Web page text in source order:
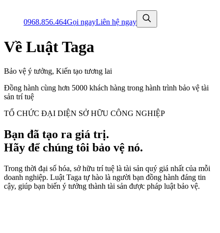
0968.856.464Gọi ngayLiên hệ ngay
Về Luật Taga
Bảo vệ ý tưởng, Kiến tạo tương lai
Đồng hành cùng hơn 5000 khách hàng trong hành trình bảo vệ tài
sản trí tuệ
TỔ CHỨC ĐẠI DIỆN SỞ HỮU CÔNG NGHIỆP
Bạn đã tạo ra giá trị.
Hãy để chúng tôi bảo vệ nó.
Trong thời đại số hóa, sở hữu trí tuệ là tài sản quý giá nhất của mỗi
doanh nghiệp. Luật Taga tự hào là người bạn đồng hành đáng tin
cậy, giúp bạn biến ý tưởng thành tài sản được pháp luật bảo vệ.